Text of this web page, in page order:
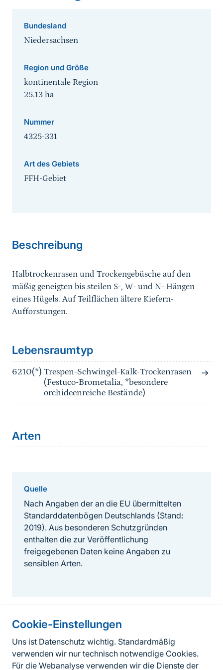
Cookie-Einstellungen
Uns ist Datenschutz wichtig. Standardmäßig
verwenden wir nur technisch notwendige Cookies.
Für die Webanalyse verwenden wir die Dienste der
Bundesland
Niedersachsen
Region und Größe
kontinentale Region
25.13 ha
Nummer
4325-331
Art des Gebiets
FFH-Gebiet
Beschreibung
Halbtrockenrasen und Trockengebüsche auf den
mäßig geneigten bis steilen S-, W- und N- Hängen
eines Hügels. Auf Teilflächen ältere Kiefern-
Aufforstungen.
Lebensraumtyp
6210(*) Trespen-Schwingel-Kalk-Trockenrasen
(Festuco-Brometalia, *besondere
orchideenreiche Bestände)
Arten
Quelle
Nach Angaben der an die EU übermittelten
Standarddatenbögen Deutschlands (Stand:
2019). Aus besonderen Schutzgründen
enthalten die zur Veröffentlichung
freigegebenen Daten keine Angaben zu
sensiblen Arten.
Informationen zur Seite
FußzeileKontakt zum BfN